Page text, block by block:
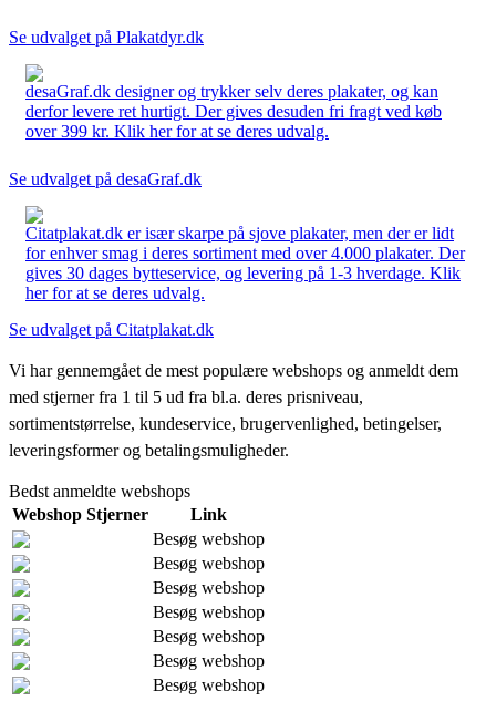
Se udvalget på Plakatdyr.dk
desaGraf.dk designer og trykker selv deres plakater, og kan
derfor levere ret hurtigt. Der gives desuden fri fragt ved køb
over 399 kr. Klik her for at se deres udvalg.
Se udvalget på desaGraf.dk
Citatplakat.dk er især skarpe på sjove plakater, men der er lidt
for enhver smag i deres sortiment med over 4.000 plakater. Der
gives 30 dages bytteservice, og levering på 1-3 hverdage. Klik
her for at se deres udvalg.
Se udvalget på Citatplakat.dk
Vi har gennemgået de mest populære webshops og anmeldt dem
med stjerner fra 1 til 5 ud fra bl.a. deres prisniveau,
sortimentstørrelse, kundeservice, brugervenlighed, betingelser,
leveringsformer og betalingsmuligheder.
Bedst anmeldte webshops
Webshop Stjerner
Link
Besøg webshop
Besøg webshop
Besøg webshop
Besøg webshop
Besøg webshop
Besøg webshop
Besøg webshop